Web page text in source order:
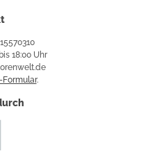
18:00 Uhr
Formular.